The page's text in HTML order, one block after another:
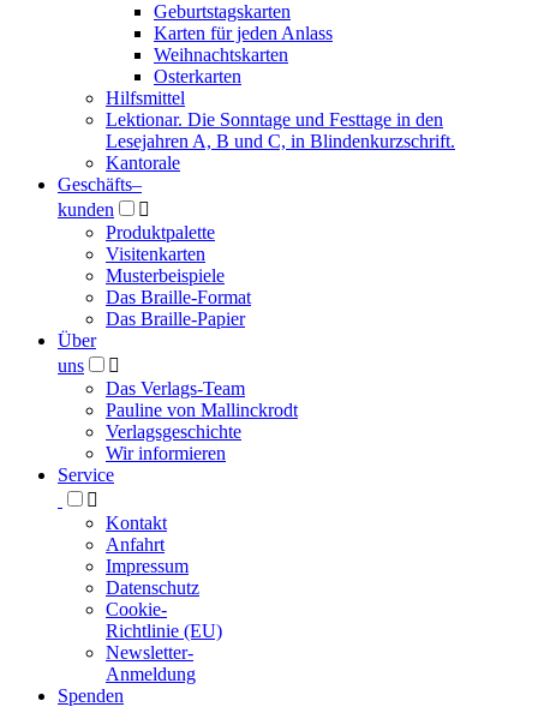
Geburtstagskarten
Karten für jeden Anlass
Weihnachtskarten
Osterkarten
Hilfsmittel
Lektionar. Die Sonntage und Festtage in den
Lesejahren A, B und C, in Blindenkurzschrift.
Kantorale
Geschäfts­–
kunden

Produktpalette
Visitenkarten
Musterbeispiele
Das Braille-Format
Das Braille-Papier
Über
uns

Das Verlags-Team
Pauline von Mallinckrodt
Verlagsgeschichte
Wir informieren
Service

Kontakt
Anfahrt
Impressum
Datenschutz
Cookie-
Richtlinie (EU)
Newsletter-
Anmeldung
Spenden